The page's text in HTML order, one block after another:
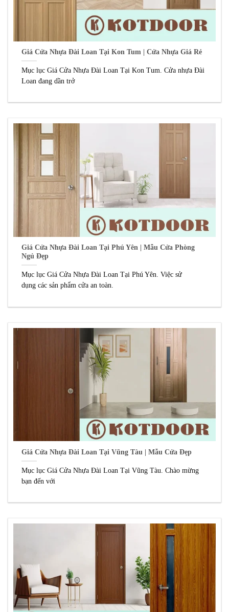
Giá Cửa Nhựa Đài Loan Tại Kon Tum | Cửa Nhựa Giá Rẻ
Mục lục Giá Cửa Nhựa Đài Loan Tại Kon Tum. Cửa nhựa Đài
Loan đang dần trở
Giá Cửa Nhựa Đài Loan Tại Phú Yên | Mẫu Cửa Phòng
Ngủ Đẹp
Mục lục Giá Cửa Nhựa Đài Loan Tại Phú Yên. Việc sử
dụng các sản phẩm cửa an toàn.
Giá Cửa Nhựa Đài Loan Tại Vũng Tàu | Mẫu Cửa Đẹp
Mục lục Giá Cửa Nhựa Đài Loan Tại Vũng Tàu. Chào mừng
bạn đến với